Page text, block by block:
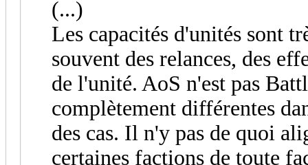
(...)
Les capacités d'unités sont
souvent des relances, des
de l'unité. AoS n'est pas
complètement différentes
des cas. Il n'y pas de quoi
certaines factions de toute